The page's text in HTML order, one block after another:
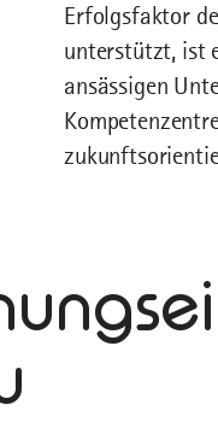
Erfolgsfaktor
unterstützt, ist
ansässigen